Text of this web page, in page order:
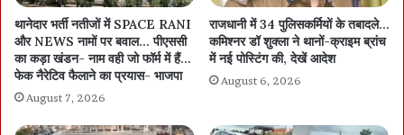
थानेदार भर्ती नतीजों में SPACE RANI
और NEWS नामों पर बवाल… पीएससी
का कड़ा खंडन- नाम वही जो फॉर्म में हैं…
फेक नैरेटिव फैलाने का प्रयास- भाजपा
August 7, 2026
राजधानी में 34 पुलिसकर्मियों के तबादले…
कमिश्नर डॉ शुक्ला ने थानों-क्राइम ब्रांच
में नई पोस्टिंग की, देखें आदेश
August 6, 2026